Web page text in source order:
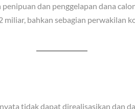
dan penggelapan dana
bahkan sebagian perwakilan
tidak dapat direalisasikan dan